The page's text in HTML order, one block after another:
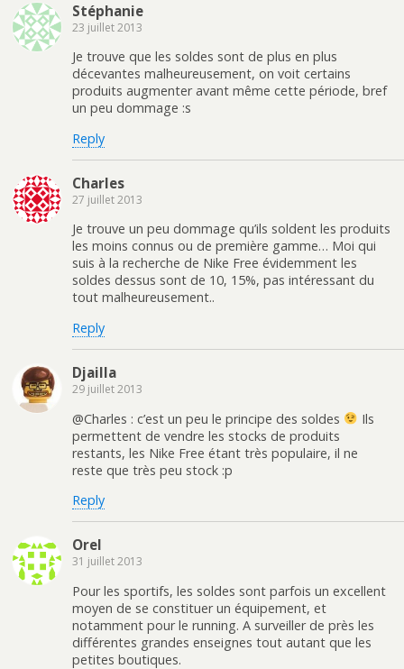
Stéphanie
23 juillet 2013
Je trouve que les soldes sont de plus en plus
décevantes malheureusement, on voit certains
produits augmenter avant même cette période, bref
un peu dommage :s
Reply
Charles
27 juillet 2013
Je trouve un peu dommage qu’ils soldent les produits
les moins connus ou de première gamme… Moi qui
suis à la recherche de Nike Free évidemment les
soldes dessus sont de 10, 15%, pas intéressant du
tout malheureusement..
Reply
Djailla
29 juillet 2013
@Charles : c’est un peu le principe des soldes
Ils
permettent de vendre les stocks de produits
restants, les Nike Free étant très populaire, il ne
reste que très peu stock :p
Reply
Orel
31 juillet 2013
Pour les sportifs, les soldes sont parfois un excellent
moyen de se constituer un équipement, et
notamment pour le running. A surveiller de près les
différentes grandes enseignes tout autant que les
petites boutiques.